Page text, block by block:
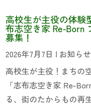
高校生が主役の体験
布志空き家 Re-Born
募集！
2026年7月7日 | お知らせ
高校生が主役！まちの
「志布志空き家 Re-
る、街のたからもの再